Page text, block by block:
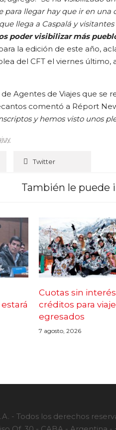
para llegar hay que ir en
llega a Caspalá y
poder visibilizar más
la edición de este año,
del CFT el viernes
Agentes de Viajes que se
comentó a Réport
y hemos visto unos
Twitter
También le puede
Cuotas sin
créditos para
egresados
7 agosto, 2026
- Todos los derechos